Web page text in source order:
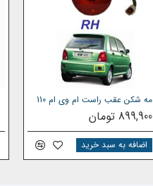
مه شکن عقب راست ام وی ام 110
899,900 تومان
اضافه به سبد خرید